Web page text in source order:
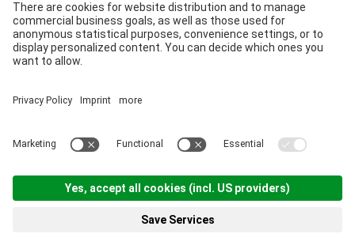
Bayern Tourist GmbH (BTG) Sitemap
Impressum
Datenschutzerklärung
Cookie-Einstellungen produced by